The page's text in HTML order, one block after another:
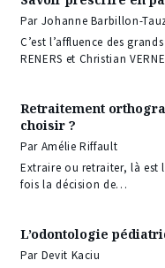
Par Johanne Barbillon-
C’est l’affluence des
RENERS et Christian
Retraitement
choisir ?
Par Amélie Riffault
Extraire ou retraiter, là est
fois la décision de…
L’odontologie
Par Devit Kaciu